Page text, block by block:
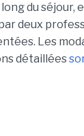
long du séjour,
deux
Les
détaillées